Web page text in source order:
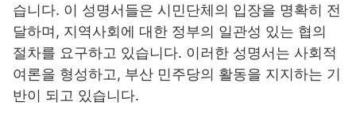
습니다. 이 성명서들은 시민단체의 입장을 명확히 전
달하며, 지역사회에 대한 정부의 일관성 있는 협의
절차를 요구하고 있습니다. 이러한 성명서는 사회적
여론을 형성하고, 부산 민주당의 활동을 지지하는 기
반이 되고 있습니다.